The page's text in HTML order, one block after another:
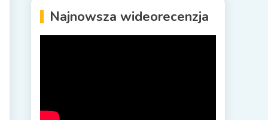
Najnowsza wideorecenzja